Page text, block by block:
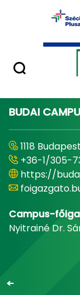
Ugrás a fő
Home
BUDAI
1118
+36-1/305-
https://
Campus-
Nyitrainé Dr.